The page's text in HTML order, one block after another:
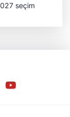
seçim